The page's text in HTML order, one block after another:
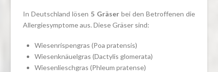
In Deutschland lösen 5 Gräserbei den Betroffenen die
Allergiesymptome aus. Diese Gräser sind:
Wiesenrispengras (Poa pratensis)
Wiesenknäuelgras (Dactylis glomerata)
Wiesenlieschgras (Phleum pratense)